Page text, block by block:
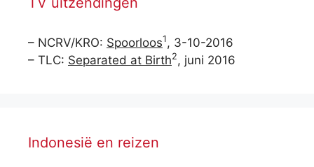
– NCRV/KRO: Spoorloos1, 3-10-2016
– TLC: Separated at Birth2, juni 2016
Indonesië en reizen